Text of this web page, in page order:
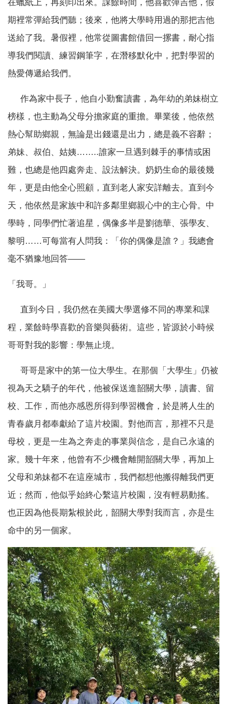
在蠟紙上，再刻印出來。課餘時間，他喜歡彈吉他，假
期裡常彈給我們聽；後來，他將大學時用過的那把吉他
送給了我。暑假裡，他常從圖書館借回一摞書，耐心指
導我們閱讀、練習鋼筆字，在潛移默化中，把對學習的
熱愛傳遞給我們。
作為家中長子，他自小勤奮讀書，為年幼的弟妹樹立
榜樣，也主動為父母分擔家庭的重擔。畢業後，他依然
熱心幫助鄉親，無論是出錢還是出力，總是義不容辭；
弟妹、叔伯、姑姨……..誰家一旦遇到棘手的事情或困
難，也總是他四處奔走、設法解決。奶奶生命的最後幾
年，更是由他全心照顧，直到老人家安詳離去。直到今
天，他依然是家族中和許多鄰里鄉親心中的主心骨。中
學時，同學們忙著追星，偶像多半是劉德華、張學友、
黎明……可每當有人問我：「你的偶像是誰？」我總會
毫不猶豫地回答——
「我哥。」
直到今日，我仍然在美國大學選修不同的專業和課
程，業餘時學喜歡的音樂與藝術。這些，皆源於小時候
哥哥對我的影響：學無止境。
哥哥是家中的第一位大學生。在那個「大學生」仍被
視為天之驕子的年代，他被保送進韶關大學，讀書、留
校、工作，而他亦感恩所得到學習機會，於是將人生的
青春歲月都奉獻給了這片校園。對他而言，那裡不只是
母校，更是一生為之奔走的事業與信念，是自己永遠的
家。幾十年來，他曾有不少機會離開韶關大學，再加上
父母和弟妹都不在這座城市，我們都想他搬得離我們更
近；然而，他似乎始終心繫這片校園，沒有輕易動搖。
也正因為他長期紮根於此，韶關大學對我而言，亦是生
命中的另一個家。